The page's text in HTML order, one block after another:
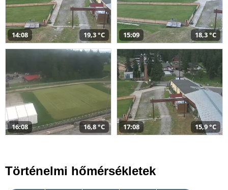
14:08 19,3 °C 15:09 18,3 °C
16:08 16,8 °C 17:08 15,9 °C
Történelmi hőmérsékletek